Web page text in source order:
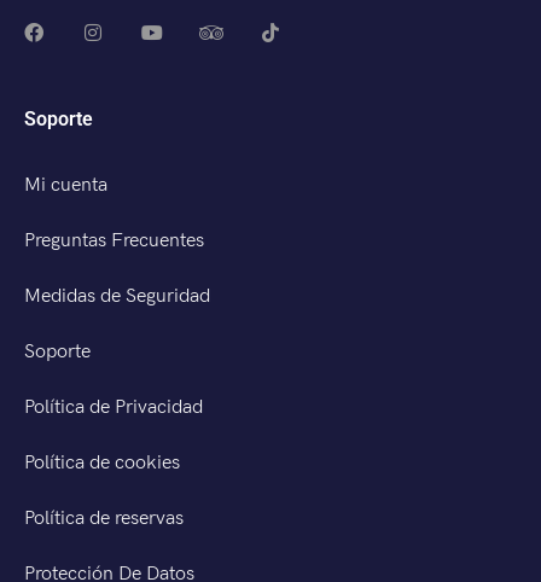
Soporte
Mi cuenta
Preguntas Frecuentes
Medidas de Seguridad
Soporte
Política de Privacidad
Política de cookies
Política de reservas
Protección De Datos